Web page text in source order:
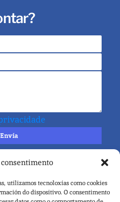
utilizamos tecnoloxías como cookies
do dispositivo. O consentimento
Envía